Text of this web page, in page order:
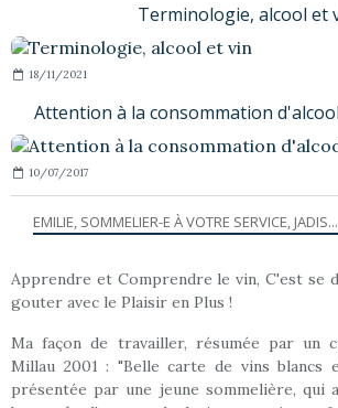
Terminologie, alcool et
18/11/2021
Attention à la consommation
10/07/2017
EMILIE, SOMMELIER-E À VOTRE SERVICE, JADIS...
Apprendre et Comprendre le vin, C'est se
gouter avec le Plaisir en Plus !
Ma façon de travailler, résumée par un
Millau 2001 : "Belle carte de vins blancs
présentée par une jeune sommelière, qui